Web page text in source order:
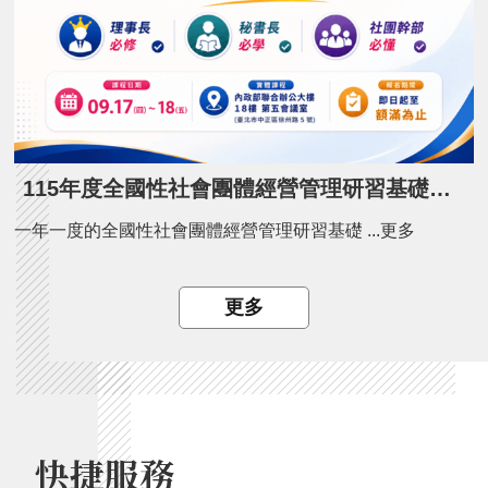
115年度全國性社會團體經營管理研習基礎班開課了！
一年一度的全國性社會團體經營管理研習基礎 ...更多
更多
快捷服務